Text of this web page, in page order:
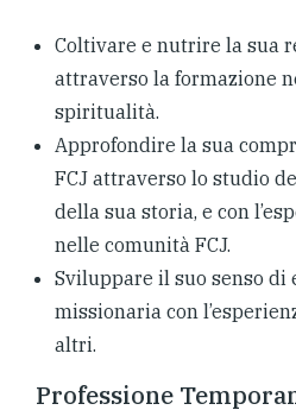
Coltivare e nutrire la sua
attraverso la formazione
spiritualità.
Approfondire la sua
FCJ attraverso lo studio
della sua storia, e con
nelle comunità FCJ.
Sviluppare il suo senso di
missionaria con
altri.
Professione